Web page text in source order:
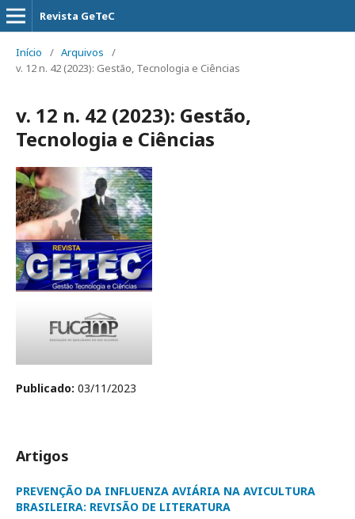
Revista GeTeC
Início / Arquivos
/
v. 12 n. 42 (2023): Gestão, Tecnologia e Ciências
v. 12 n. 42 (2023): Gestão,
Tecnologia e Ciências
Publicado: 03/11/2023
Artigos
PREVENÇÃO DA INFLUENZA AVIÁRIA NA AVICULTURA
BRASILEIRA: REVISÃO DE LITERATURA